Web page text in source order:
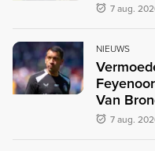
7 aug.
NIEUWS
Van
7 aug.